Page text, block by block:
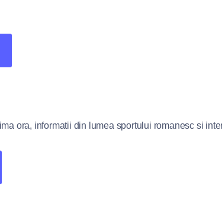
ora, informatii din lumea sportului romanesc si